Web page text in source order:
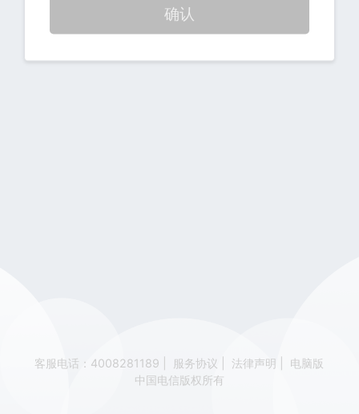
确认
客服电话：4008281189 服务协议 法律声明
电脑版
中国电信版权所有